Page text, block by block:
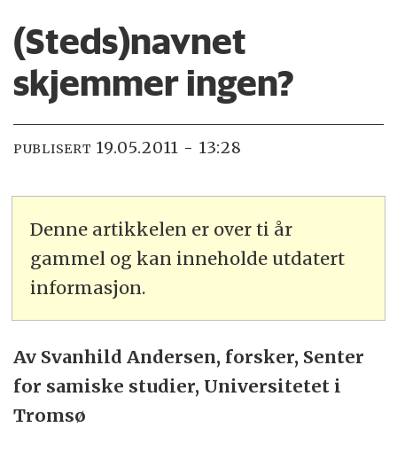
(Steds)navnet
skjemmer ingen?
PUBLISERT 19.05.2011 - 13:28
Denne artikkelen er over ti år
gammel og kan inneholde utdatert
informasjon.
Av Svanhild Andersen, forsker, Senter
for samiske studier, Universitetet i
Tromsø